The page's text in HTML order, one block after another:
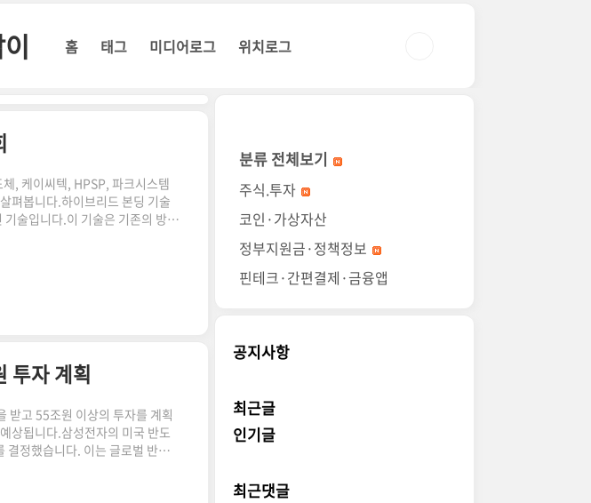
홈 태그 미디어로그 위치로그
, 케이씨텍, HPSP, 파크시스템
펴봅니다.하이브리드 본딩 기술
술입니다.이 기술은 기존의 방식
다. ▶ 하이브리드 본딩의 장점
을 할 수 있습니다. ▶ 산업에 미
기기..
투자 계획
받고 55조원 이상의 투자를 계획
상됩니다.삼성전자의 미국 반도
결정했습니다. 이는 글로벌 반도
지원하기로 결정했습니다. 이
분류 전체보기
주식.투자
코인·가상자산
정부지원금·정책정보
핀테크·간편결제·금융앱
공지사항
최근글
인기글
최근댓글